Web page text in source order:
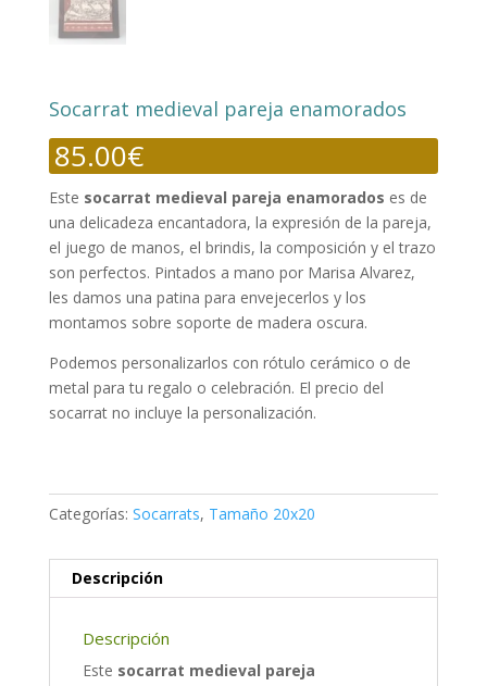
Socarrat medieval pareja enamorados
85.00€
Este socarrat medieval pareja enamorados es de
una delicadeza encantadora, la expresión de la pareja,
el juego de manos, el brindis, la composición y el trazo
son perfectos. Pintados a mano por Marisa Alvarez,
les damos una patina para envejecerlos y los
montamos sobre soporte de madera oscura.
Podemos personalizarlos con rótulo cerámico o de
metal para tu regalo o celebración. El precio del
socarrat no incluye la personalización.
Categorías: Socarrats, Tamaño 20x20
Descripción
Descripción
Este socarrat medieval pareja